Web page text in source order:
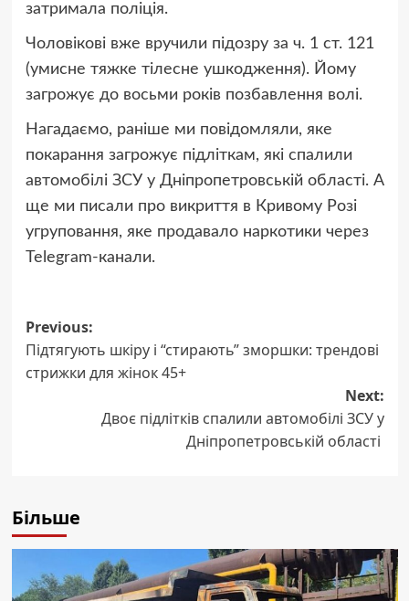
затримала поліція.
Чоловікові вже вручили підозру за ч. 1 ст. 121
(умисне тяжке тілесне ушкодження). Йому
загрожує до восьми років позбавлення волі.
Нагадаємо, раніше ми повідомляли, яке
покарання загрожує підліткам, які спалили
автомобілі ЗСУ у Дніпропетровській області. А
ще ми писали про викриття в Кривому Розі
угруповання, яке продавало наркотики через
Telegram-канали.
Post
navigation
Previous:
Підтягують шкіру і “стирають” зморшки: трендові
стрижки для жінок 45+
Next:
Двоє підлітків спалили автомобілі ЗСУ у
Дніпропетровській області
Більше